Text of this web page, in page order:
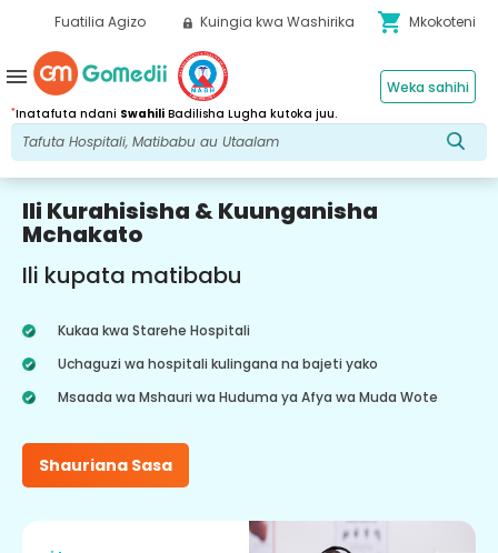
Fuatilia Agizo Kuingia kwa Washirika shopping_cart Mkokoteni
*Inatafuta ndani Swahili Badilisha Lugha kutoka juu.
Weka sahihi
menu
Ili Kurahisisha & Kuunganisha
Mchakato
Ili kupata matibabu
Kukaa kwa Starehe Hospitali
Uchaguzi wa hospitali kulingana na bajeti yako
Msaada wa Mshauri wa Huduma ya Afya wa Muda Wote
Shauriana Sasa